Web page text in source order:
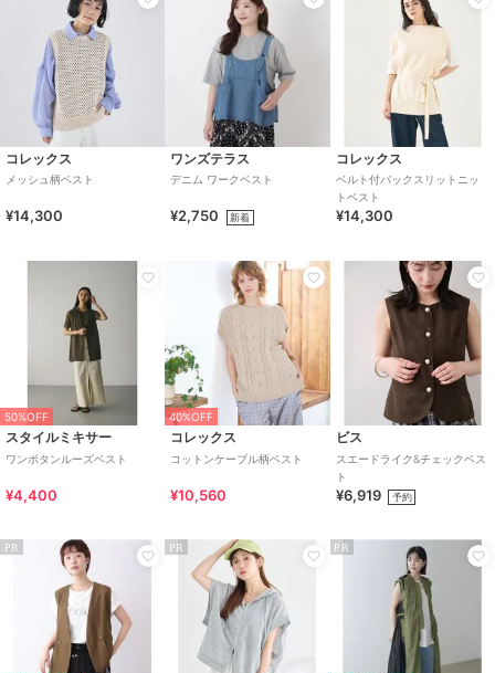
コレックス
メッシュ柄ベスト
¥14,300
ワンズテラス
デニム ワークベスト
¥2,750 新着
コレックス
ベルト付バックスリットニッ
トベスト
¥14,300
50%OFF
スタイルミキサー
ワンボタンルーズベスト
¥4,400
40%OFF
コレックス
コットンケーブル柄ベスト
¥10,560
ビス
スエードライク&チェックベス
ト
¥6,919 予約
PR PR PR